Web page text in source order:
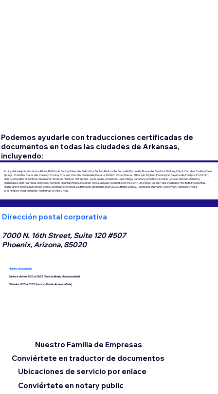
Podemos ayudarle con traducciones certificadas de
documentos en todas las ciudades de Arkansas,
incluyendo:
Amity, Arkadelphia, Ashdown, Atkins, Bald Knob, Barling, Batesville, Bella Vista, Benton, Bentonville, Berryville, Blytheville, Booneville, Bradford, Brinkley, Cabot, Camden, Carlisle, Cave
Springs, Charlotte, Clarksville, Conway, Corning, Crossett, Danville, Dardanelle, Decatur, DeWitt, Dover, Dumas, El Dorado, England, Farmington, Fayetteville, Fordyce, Fort Smith,
Gentry, Gravette, Greenbrier, Greenland, Hampton, Harrison, Hot Springs, Jacksonville, Jonesboro, Lake Village, Laneburg, Little Rock, London, Lonoke, Malvern, Marianna,
Marmaduke, Marshall, Mena, Monticello, Morrilton, Mountain Home, Mountain View, Nashville, Newport, Norfork, North Little Rock, Ozark, Paris, Pea Ridge, Pine Bluff, Pocahontas,
Prairie Grove, Rogers, Russellville, Searcy, Sheridan, Sherwood, South Haven, Springdale, Star City, Stuttgart, Searcy, Texarkana, Trumann, Tuckerman, Van Buren, Ward,
Washington, West Memphis, White Hall, Wynne y más.
Dirección postal corporativa
7000 N. 16th Street, Suite 120 #507
Phoenix, Arizona, 85020
Horario de atención
Lunes a viernes 9:00 a 18:00 (hora estándar de la montaña)
Sábados 9:00 a 18:00 (hora estándar de la montaña)
Conviértete en traductor de documentos
Ubicaciones de servicio por enlace
Nuestro Familia de Empresas
Conviértete en notary public